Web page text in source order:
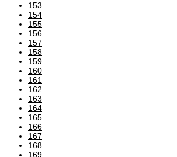
153
154
155
156
157
158
159
160
161
162
163
164
165
166
167
168
169